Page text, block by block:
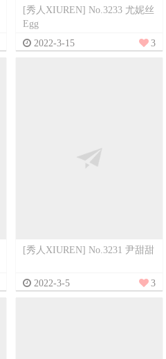
[秀人XIUREN] No.3233 尤妮丝
Egg
2022-3-15
3
[秀人XIUREN] No.3231 尹甜甜
2022-3-5 3